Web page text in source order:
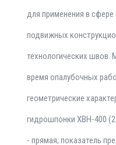
для применения в сфере
подвижных
технологических швов.
время опалубочных
геометрические
гидрошпонки ХВН-400
- прямая; показатель